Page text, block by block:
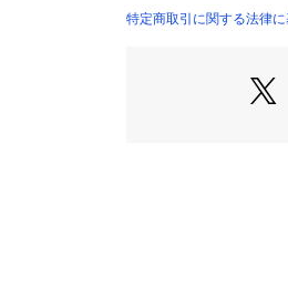
すため、多少の誤差
歪みを生じている場
判断したものを販売
特定商取引に関する法律